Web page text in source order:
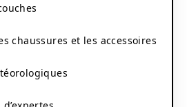
chaussures et les accessoires